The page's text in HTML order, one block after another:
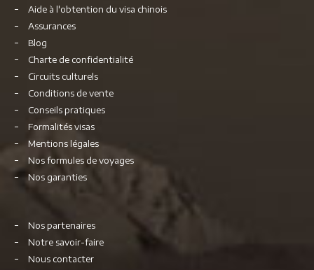
Aide à l'obtention du visa chinois
Assurances
Blog
Charte de confidentialité
Circuits culturels
Conditions de vente
Conseils pratiques
Formalités visas
Mentions légales
Nos formules de voyages
Nos garanties
Nos partenaires
Notre savoir-faire
Nous contacter